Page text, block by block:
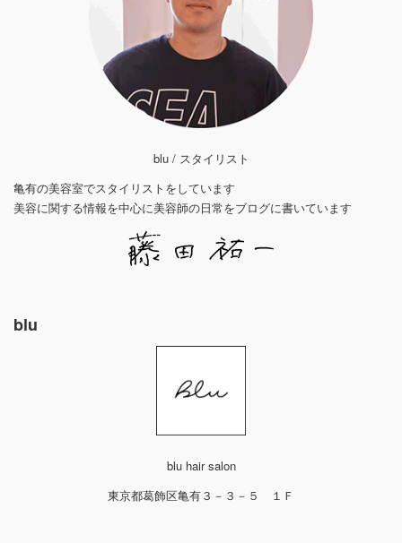
blu / スタイリスト
亀有の美容室でスタイリストをしています
美容に関する情報を中心に美容師の日常をブログに書いています
blu
blu hair salon
東京都葛飾区亀有３－３－５ １Ｆ